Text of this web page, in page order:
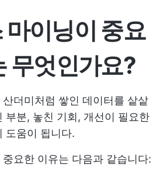
마이닝이 중요
무엇인가요?
더미처럼 쌓인 데이터를 샅샅
부분, 놓친 기회, 개선이 필요한
도움이 됩니다.
요한 이유는 다음과 같습니다: